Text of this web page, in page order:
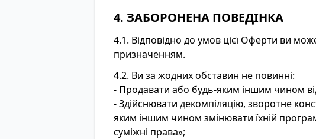
4. ЗАБОРОНЕНА ПОВЕДІНКА
4.1. Відповідно до умов цієї Оферти ви
призначенням.
4.2. Ви за жодних обставин не повинні:
- Продавати або будь-яким іншим чином
- Здійснювати декомпіляцію, зворотне
яким іншим чином змінювати їхній
суміжні права»;